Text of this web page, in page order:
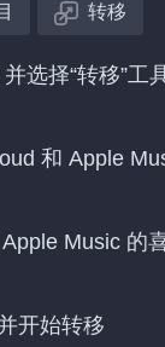
转移
选择“转移”工
和 Apple
Music 的
开始转移